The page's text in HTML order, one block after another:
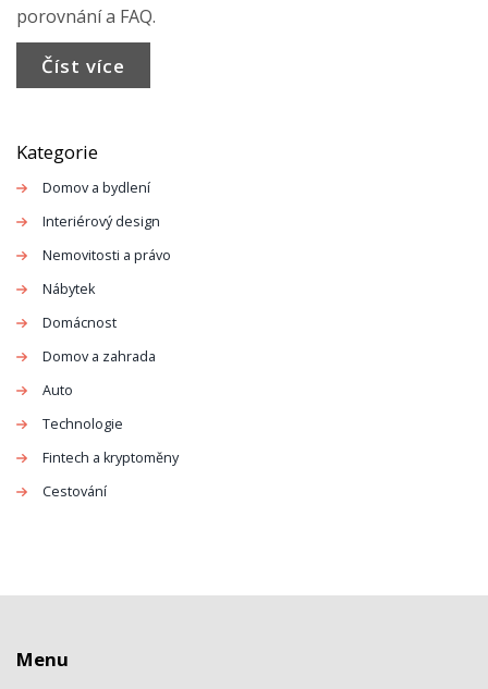
porovnání a FAQ.
Číst více
Kategorie
Domov a bydlení
Interiérový design
Nemovitosti a právo
Nábytek
Domácnost
Domov a zahrada
Auto
Technologie
Fintech a kryptoměny
Cestování
Menu